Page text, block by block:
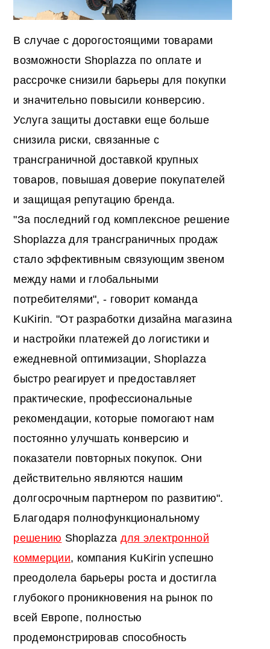
В случае с дорогостоящими товарами
возможности Shoplazza по оплате и
рассрочке снизили барьеры для покупки
и значительно повысили конверсию.
Услуга защиты доставки еще больше
снизила риски, связанные с
трансграничной доставкой крупных
товаров, повышая доверие покупателей
и защищая репутацию бренда.
"За последний год комплексное решение
Shoplazza для трансграничных продаж
стало эффективным связующим звеном
между нами и глобальными
потребителями", - говорит команда
KuKirin. "От разработки дизайна магазина
и настройки платежей до логистики и
ежедневной оптимизации, Shoplazza
быстро реагирует и предоставляет
практические, профессиональные
рекомендации, которые помогают нам
постоянно улучшать конверсию и
показатели повторных покупок. Они
действительно являются нашим
долгосрочным партнером по развитию".
Благодаря полнофункциональному
решению Shoplazza для электронной
коммерции, компания KuKirin успешно
преодолела барьеры роста и достигла
глубокого проникновения на рынок по
всей Европе, полностью
продемонстрировав способность